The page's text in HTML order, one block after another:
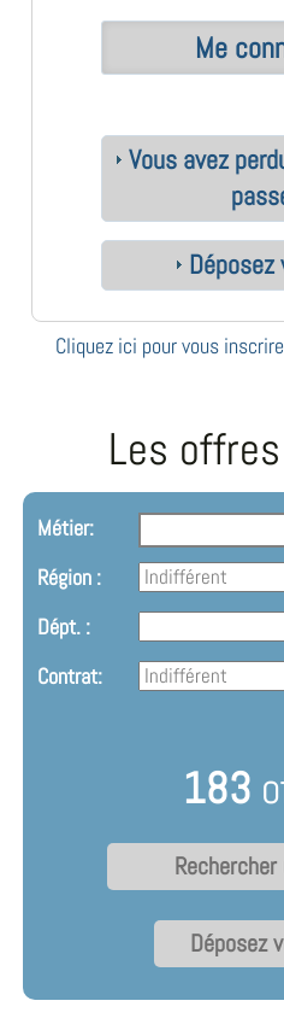
Vous avez
Déposez
Cliquez ici pour vous
Les
Métier:
Région :
Dépt. :
Contrat:
183
Déposez